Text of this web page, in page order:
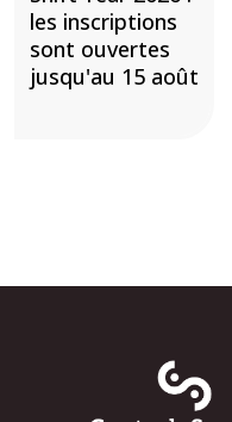
les inscriptions
sont ouvertes
jusqu'au 15 août